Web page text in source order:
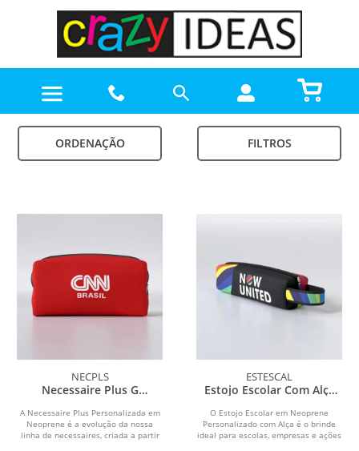
ORDENAÇÃO FILTROS
NECPLS
Necessaire Plus G
A Necessaire Plus Personalizada em
Neoprene é a evolução da nossa
linha de necessaires, criada a partir
ESTESCAL
Estojo Escolar Com Alça
O Estojo Escolar em Neoprene
Personalizado com Alça é o brinde
ideal para escolas, empresas e ações